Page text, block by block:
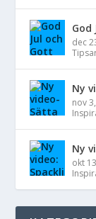
dec
Ny
nov
Ny
okt